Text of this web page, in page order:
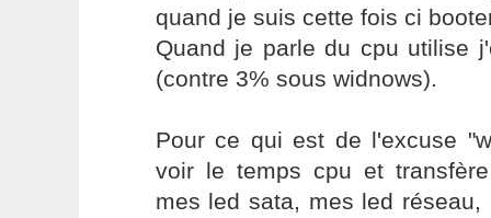
quand je suis cette fois ci
Quand je parle du cpu utilise
(contre 3% sous widnows).
Pour ce qui est de l'excuse
voir le temps cpu et
mes led sata, mes led réseau,